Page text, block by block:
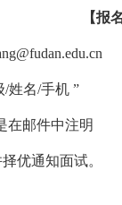
【报
/姓名/手机 ”
在邮件中注明
优通知面试。